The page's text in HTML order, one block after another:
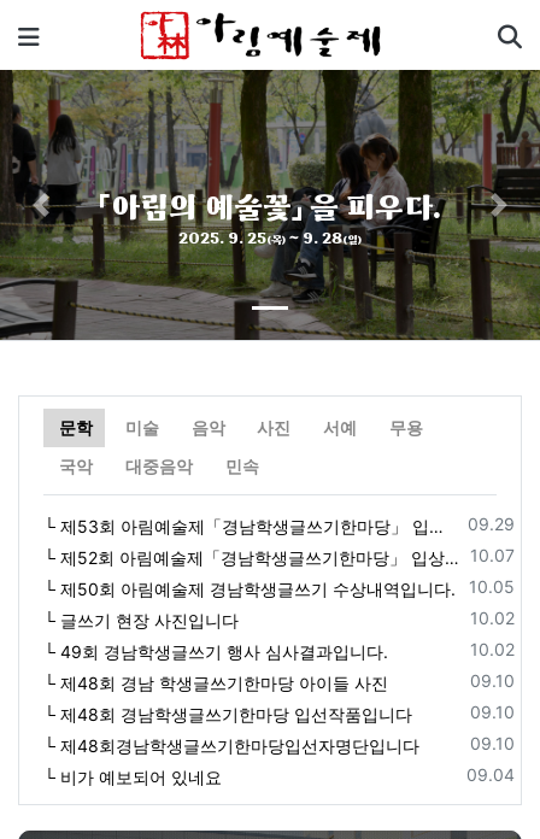
메뉴
「아림의 예술꽃」 을 피우다.
2025. 9. 25(목) ~ 9. 28(일)
Previous Next
문학 미술 음악 사진 서예
무용
국악
대중음악 민속
등록일
09.29
└ 제53회 아림예술제「경남학생글쓰기한마당」 입상자 명단 수정 (2025. 10. 1.)
등록일
10.07
└ 제52회 아림예술제「경남학생글쓰기한마당」 입상자 명단
등록일
10.05
└ 제50회 아림예술제 경남학생글쓰기 수상내역입니다.
등록일
10.02
└ 글쓰기 현장 사진입니다
등록일
10.02
└ 49회 경남학생글쓰기 행사 심사결과입니다.
등록일
09.10
└ 제48회 경남 학생글쓰기한마당 아이들 사진
등록일
09.10
└ 제48회 경남학생글쓰기한마당 입선작품입니다
등록일
09.10
└ 제48회경남학생글쓰기한마당입선자명단입니다
등록일
09.04
└ 비가 예보되어 있네요